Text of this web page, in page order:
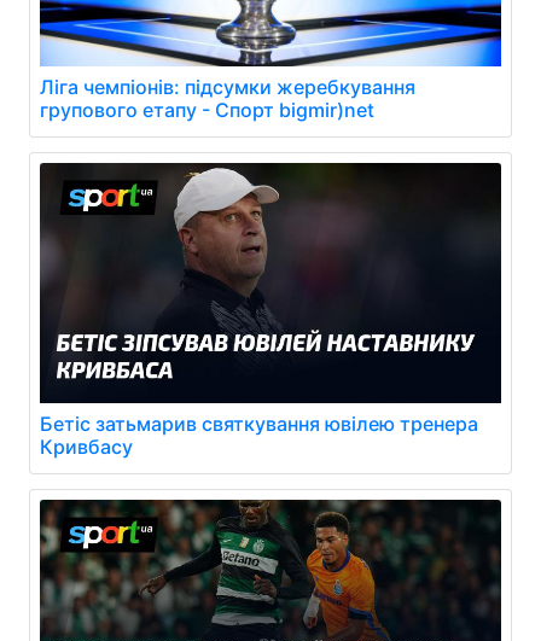
Ліга чемпіонів: підсумки жеребкування
групового етапу - Спорт bigmir)net
Бетіс затьмарив святкування ювілею тренера
Кривбасу